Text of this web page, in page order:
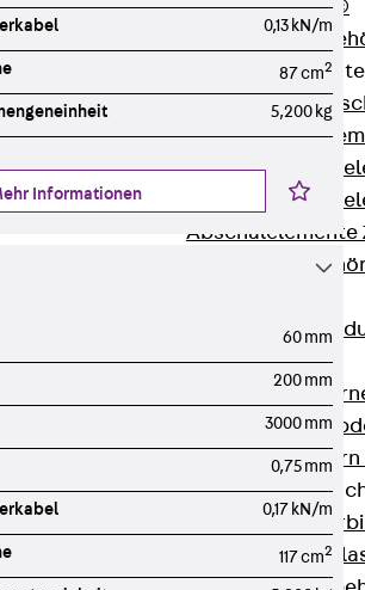
RAPIDOBAT®
Schalrohre
Zurück
Abschalelemente
Dorne
Querkraftdorn
Zurück
0,13 kN/m
87 cm2
5,200 kg
Informationen
60 mm
200 mm
3000 mm
0,75 mm
0,17 kN/m
117 cm2